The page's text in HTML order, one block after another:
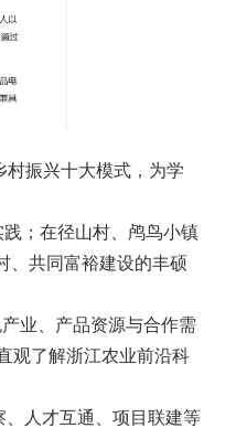
振兴十大模式，为学
；在径山村、鸬鸟小镇
、共同富裕建设的丰硕
业、产品资源与合作需
观了解浙江农业前沿科
人才互通、项目联建等